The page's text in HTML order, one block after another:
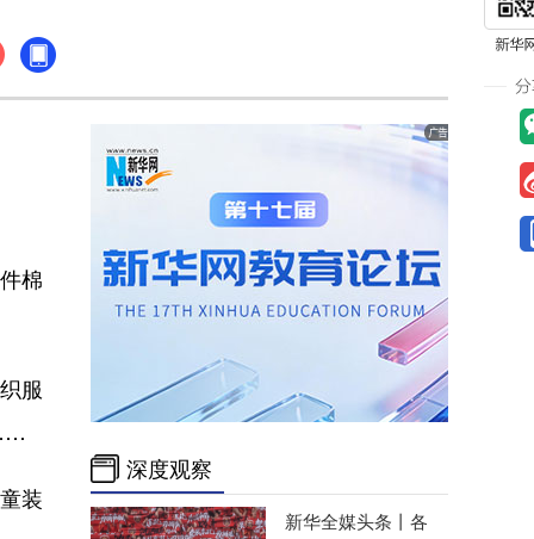
棉
服
装
深度观察
新华全媒头条丨 各